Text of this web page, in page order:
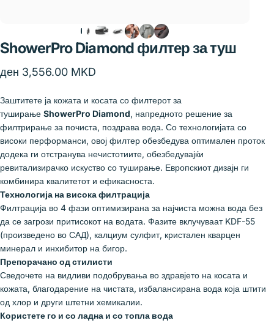
ShowerProDiamond филтерзатуш
ден 3,556.00 MKD
Заштитете ја кожата и косата со филтерот за
туширање ShowerPro Diamond, напредното решение за
филтрирање за почиста, поздрава вода. Со технологијата со
високи перформанси, овој филтер обезбедува оптимален проток
додека ги отстранува нечистотиите, обезбедувајќи
ревитализирачко искуство со туширање. Европскиот дизајн ги
комбинира квалитетот и ефикасноста.
Технологија на висока филтрација
Филтрација во 4 фази оптимизирана за најчиста можна вода без
да се загрози притисокот на водата. Фазите вклучуваат KDF-55
(произведено во САД), калциум сулфит, кристален кварцен
минерал и инхибитор на бигор.
Препорачано од стилисти
Сведочете на видливи подобрувања во здравјето на косата и
кожата, благодарение на чистата, избалансирана вода која штити
од хлор и други штетни хемикалии.
Користете го и со ладна и со топла вода